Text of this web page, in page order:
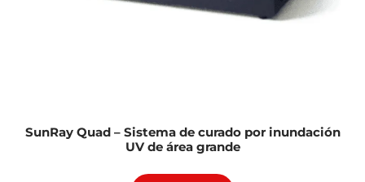
SunRay Quad – Sistema de curado por inundación
UV de área grande